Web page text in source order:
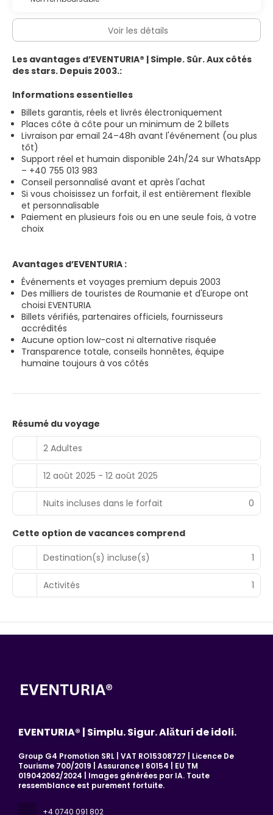
Voir les détails
Les avantages d’EVENTURIA® | Simple. Sûr. Aux côtés
des stars. Depuis 2003.:
Informations essentielles
Billets garantis, réels et livrés électroniquement
Places côte à côte pour un minimum de 2 billets
Livraison par email 24–48h avant l'événement (ou plus
tôt)
Support réel et humain disponible 24h/24 sur WhatsApp
– +40 755 013 983
Conseil personnalisé avant et après l'achat
Si vous choisissez un forfait, il est entièrement flexible
et personnalisable
Paiement en plusieurs fois ou en une seule fois, à votre
choix
Avantages d’EVENTURIA :
Événements et voyages premium depuis 2003
Des milliers de touristes de Roumanie et d'Europe ont
choisi EVENTURIA
Billets vérifiés, partenaires officiels, fournisseurs
accrédités
Aucune option low-cost ni alternative risquée
Transparence totale, conseils honnêtes, équipe
humaine toujours à vos côtés
Résumé du voyage
2 Adultes
12 août 2025 - 12 août 2025
Nuits incluses dans le forfait 0
Cette option de vacances comprend
Destination(s) incluse(s)
1
Activités 1
EVENTURIA® | Simplu. Sigur. Alături de idoli.
Group G4 Promotion SRL | VAT RO15308727 | Licence De
Tourisme 700/2019 | Assurance I 60154 | EU TM
019042062/2024 | Images générées par IA. Toute
ressemblance est purement fortuite.
+4 0740 091 802